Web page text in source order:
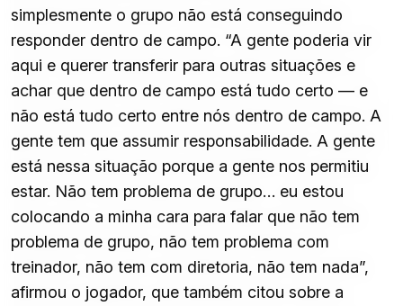
simplesmente o grupo não está conseguindo
responder dentro de campo. “A gente poderia vir
aqui e querer transferir para outras situações e
achar que dentro de campo está tudo certo — e
não está tudo certo entre nós dentro de campo. A
gente tem que assumir responsabilidade. A gente
está nessa situação porque a gente nos permitiu
estar. Não tem problema de grupo… eu estou
colocando a minha cara para falar que não tem
problema de grupo, não tem problema com
treinador, não tem com diretoria, não tem nada”,
afirmou o jogador, que também citou sobre a